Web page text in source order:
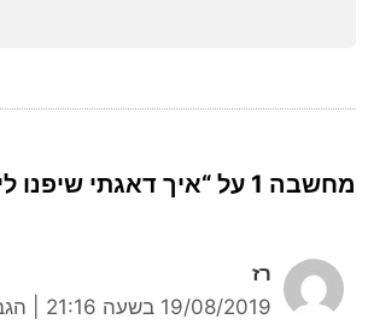
מחשבה 1 על “איך דאגתי שיפנו לי פולש מנכס”
רז
19/08/2019 בשעה 21:16